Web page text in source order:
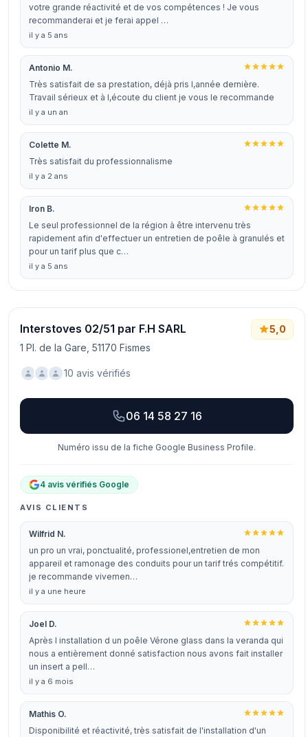
votre grande réactivité et de vos compétences ! Je vous
recommanderai et je ferai appel …
il y a 5 ans
Antonio M.
Très satisfait de sa prestation, déjà pris l,année dernière.
Travail sérieux et à l,écoute du client je vous le recommande
il y a un an
Colette M.
Très satisfait du professionnalisme
il y a 2 ans
Iron B.
Le seul professionnel de la région à être intervenu très
rapidement afin d'effectuer un entretien de poêle à granulés et
pour un tarif plus que c…
il y a 5 ans
Interstoves 02/51 par F.H SARL
1 Pl. de la Gare, 51170 Fismes
5,0
10 avis vérifiés
06 14 58 27 16
Numéro issu de la fiche Google Business Profile.
4 avis vérifiés Google
AVIS CLIENTS
Wilfrid N.
un pro un vrai, ponctualité, professionel,entretien de mon
appareil et ramonage des conduits pour un tarif trés compétitif.
je recommande vivemen…
il y a une heure
Joel D.
Après l installation d un poêle Vérone glass dans la veranda qui
nous a entièrement donné satisfaction nous avons fait installer
un insert a pell…
il y a 6 mois
Mathis O.
Disponibilité et réactivité, très satisfait de l'installation d'un